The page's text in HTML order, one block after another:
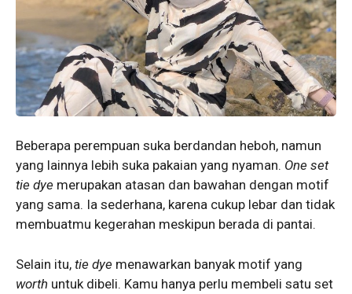
Beberapa perempuan suka berdandan heboh, namun
yang lainnya lebih suka pakaian yang nyaman. One set
tie dye merupakan atasan dan bawahan dengan motif
yang sama. Ia sederhana, karena cukup lebar dan tidak
membuatmu kegerahan meskipun berada di pantai.
Selain itu, tie dye menawarkan banyak motif yang
worth untuk dibeli. Kamu hanya perlu membeli satu set